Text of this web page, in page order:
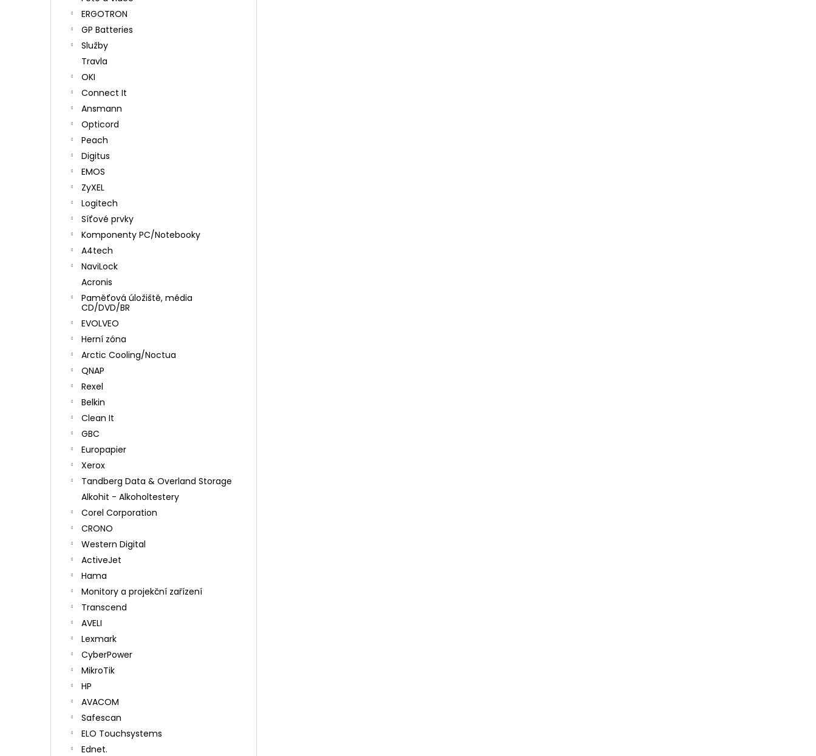
ERGOTRON
GP Batteries
Služby
Travla
OKI
Connect It
Ansmann
Opticord
Peach
Digitus
EMOS
ZyXEL
Logitech
Síťové prvky
Komponenty PC/Notebooky
A4tech
NaviLock
Acronis
Paměťová úložiště, média
CD/DVD/BR
EVOLVEO
Herní zóna
Arctic Cooling/Noctua
QNAP
Rexel
Belkin
Clean It
GBC
Europapier
Xerox
Tandberg Data & Overland Storage
Alkohit - Alkoholtestery
Corel Corporation
CRONO
Western Digital
ActiveJet
Hama
Monitory a projekční zařízení
Transcend
AVELI
Lexmark
CyberPower
MikroTik
HP
AVACOM
Safescan
ELO Touchsystems
Ednet.